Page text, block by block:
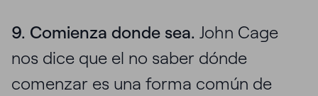
9. Comienza donde sea. John Cage
nos dice que el no saber dónde
comenzar es una forma común de